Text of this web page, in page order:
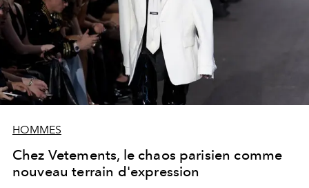
HOMMES
Chez Vetements, le chaos parisien comme
nouveau terrain d'expression